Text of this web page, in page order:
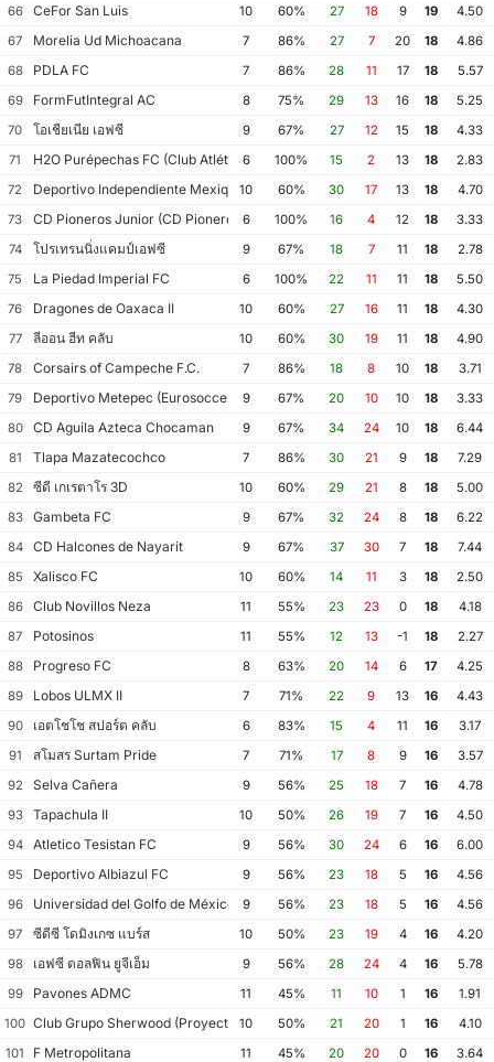
66
CeFor San Luis 10 60% 27 18 9 19
4.50
67
Morelia Ud Michoacana 7 86% 27 7 20 18
4.86
68
PDLA FC 7 86% 28 11 17 18
5.57
69
FormFutIntegral AC 8 75% 29 13 16 18
5.25
70
โอเชียเนีย เอฟซี 9 67% 27 12 15 18
4.33
71
H2O Purépechas FC (Club Atlético Morelia II)
6 100% 15 2 13 18
2.83
72
Deportivo Independiente Mexiquense
10 60% 30 17 13 18
4.70
73
CD Pioneros Junior (CD Pioneros de Cancún II)
6 100% 16 4 12 18
3.33
74
โปรเทรนนิ่งแคมป์เอฟซี 9 67% 18 7 11 18
2.78
75
La Piedad Imperial FC 6 100% 22 11 11 18
5.50
76
Dragones de Oaxaca II 10 60% 27 16 11 18
4.30
77
ลีออน ฮีท คลับ 10 60% 30 19 11 18
4.90
78
Corsairs of Campeche F.C. 7 86% 18 8 10 18
3.71
79
Deportivo Metepec (Eurosoccer FC)
9 67% 20 10 10 18
3.33
80
CD Aguila Azteca Chocaman 9 67% 34 24 10 18
6.44
81
Tlapa Mazatecochco 7 86% 30 21 9 18
7.29
82
ซีดี เกเรตาโร 3D 10 60% 29 21 8 18
5.00
83
Gambeta FC 9 67% 32 24 8 18
6.22
84
CD Halcones de Nayarit 9 67% 37 30 7 18
7.44
85
Xalisco FC 10 60% 14 11 3 18
2.50
86
Club Novillos Neza 11 55% 23 23 0 18
4.18
87
Potosinos 11 55% 12 13 -1 18
2.27
88
Progreso FC 8 63% 20 14 6 17
4.25
89
Lobos ULMX II 7 71% 22 9 13 16
4.43
90
เอตโชโช สปอร์ต คลับ 6 83% 15 4 11 16
3.17
91
สโมสร Surtam Pride 7 71% 17 8 9 16
3.57
92
Selva Cañera 9 56% 25 18 7 16
4.78
93
Tapachula II 10 50% 26 19 7 16
4.50
94
Atletico Tesistan FC 9 56% 30 24 6 16
6.00
95
Deportivo Albiazul FC 9 56% 23 18 5 16
4.56
96
Universidad del Golfo de México FC
9 56% 23 18 5 16
4.56
97
ซีดีซี โดมิงเกซ แบร์ส 10 50% 23 19 4 16
4.20
98
เอฟซี ดอลฟิน ยูจีเอ็ม 9 56% 28 24 4 16
5.78
99
Pavones ADMC 11 45% 11 10 1 16
1.91
100 Club Grupo Sherwood (Proyecto México Soccer)
10 50% 21 20 1 16
4.10
101
F Metropolitana 11 45% 20 20 0 16 3.64